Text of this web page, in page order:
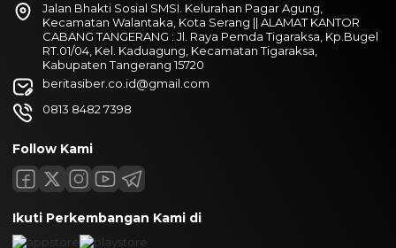
Jalan Bhakti Sosial SMSI. Kelurahan Pagar Agung,
Kecamatan Walantaka, Kota Serang || ALAMAT KANTOR
CABANG TANGERANG : Jl. Raya Pemda Tigaraksa, Kp.Bugel
RT.01/04, Kel. Kaduagung, Kecamatan Tigaraksa,
Kabupaten Tangerang 15720
beritasiber.co.id@gmail.com
0813 8482 7398
Follow Kami
Ikuti Perkembangan Kami di